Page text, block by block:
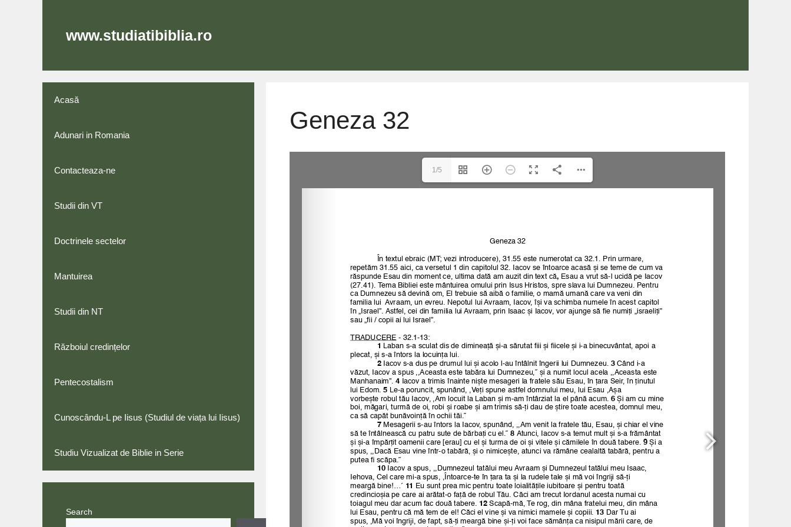
www.studiatibiblia.ro
Geneza 32
1/5
Acasă
Adunari in Romania
Contacteaza-ne
Studii din VT
Doctrinele sectelor
Mantuirea
Studii din NT
Războiul credințelor
Pentecostalism
Cunoscându-L pe Iisus (Studiul de viața lui Iisus)
Studiu Vizualizat de Biblie in Serie
Search